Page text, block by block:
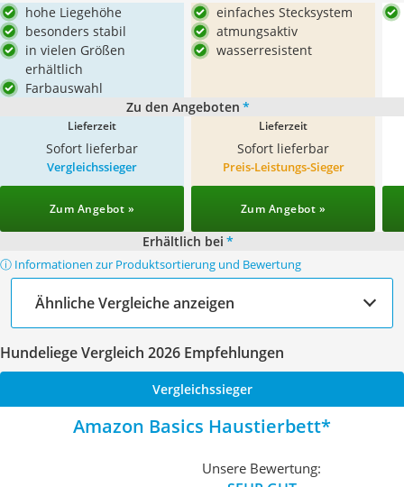
hohe Liegehöhe
besonders stabil
in vielen Größen
erhältlich
Farbauswahl
einfaches Stecksystem
atmungsaktiv
wasserresistent
Zu den Angeboten *
Lieferzeit
Sofort lieferbar
Lieferzeit
Sofort lieferbar
Vergleichssieger
Zum Angebot »
Preis-Leistungs-Sieger
Zum Angebot »
Erhältlich bei *
ⓘ Informationen zur Produktsortierung und Bewertung
Ähnliche Vergleiche anzeigen
Hundeliege Vergleich 2026 Empfehlungen
Vergleichssieger
Amazon Basics Haustierbett
Unsere Bewertung: